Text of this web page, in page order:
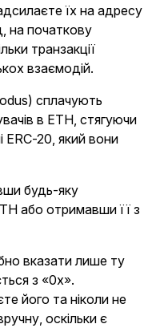
їх на адресу
на початкову
транзакції
взаємодій.
сплачують
в ETH, стягуючи
ERC-20, який вони
будь-яку
або отримавши її з
вказати лише ту
з «0x».
його та ніколи не
оскільки є